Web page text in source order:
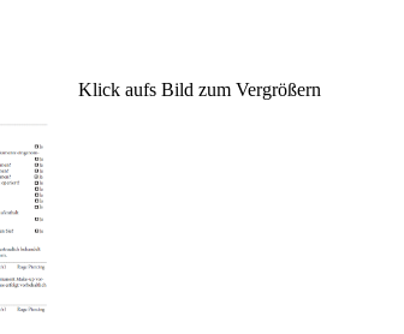
Klick aufs Bild zum Vergrößern